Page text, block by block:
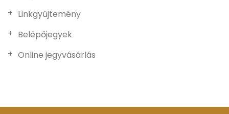
Linkgyűjtemény
Belépőjegyek
Online jegyvásárlás